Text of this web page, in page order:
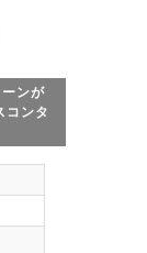
ンが
コンタ